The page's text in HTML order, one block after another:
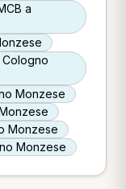
a
Cologno
Monzese
Monzese
Monzese